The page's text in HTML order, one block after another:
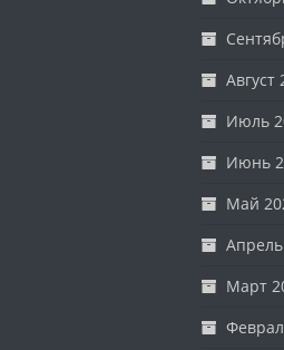
Август
Июль
Июнь
Май
Март